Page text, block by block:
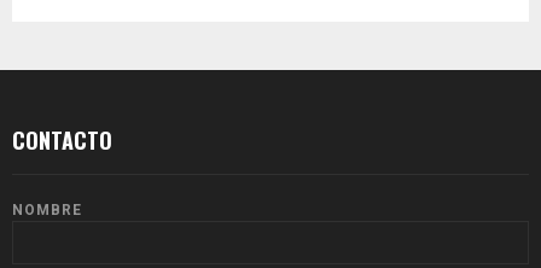
CONTACTO
NOMBRE